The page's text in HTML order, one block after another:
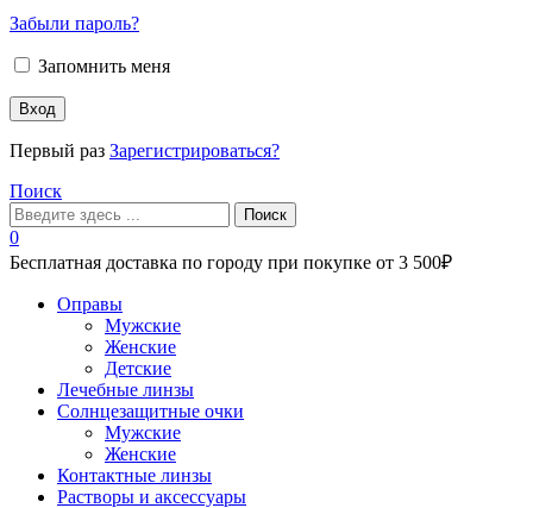
Забыли пароль?
Запомнить меня
Вход
Первый раз Зарегистрироваться?
Поиск
Поиск
0
Бесплатная доставка по городу при покупке от 3 500₽
Оправы
Мужские
Женские
Детские
Лечебные линзы
Солнцезащитные очки
Мужские
Женские
Контактные линзы
Растворы и аксессуары